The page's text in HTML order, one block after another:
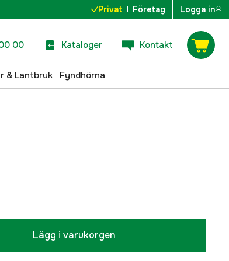
Privat Företag Logga in
00 Kataloger Kontakt
& Lantbruk Fyndhörna
Lägg i varukorgen